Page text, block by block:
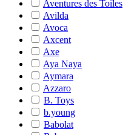
Aventures des Toiles
Avilda
Avoca
Axcent
Axe
Aya Naya
Aymara
Azzaro
B. Toys
b.young
Babolat